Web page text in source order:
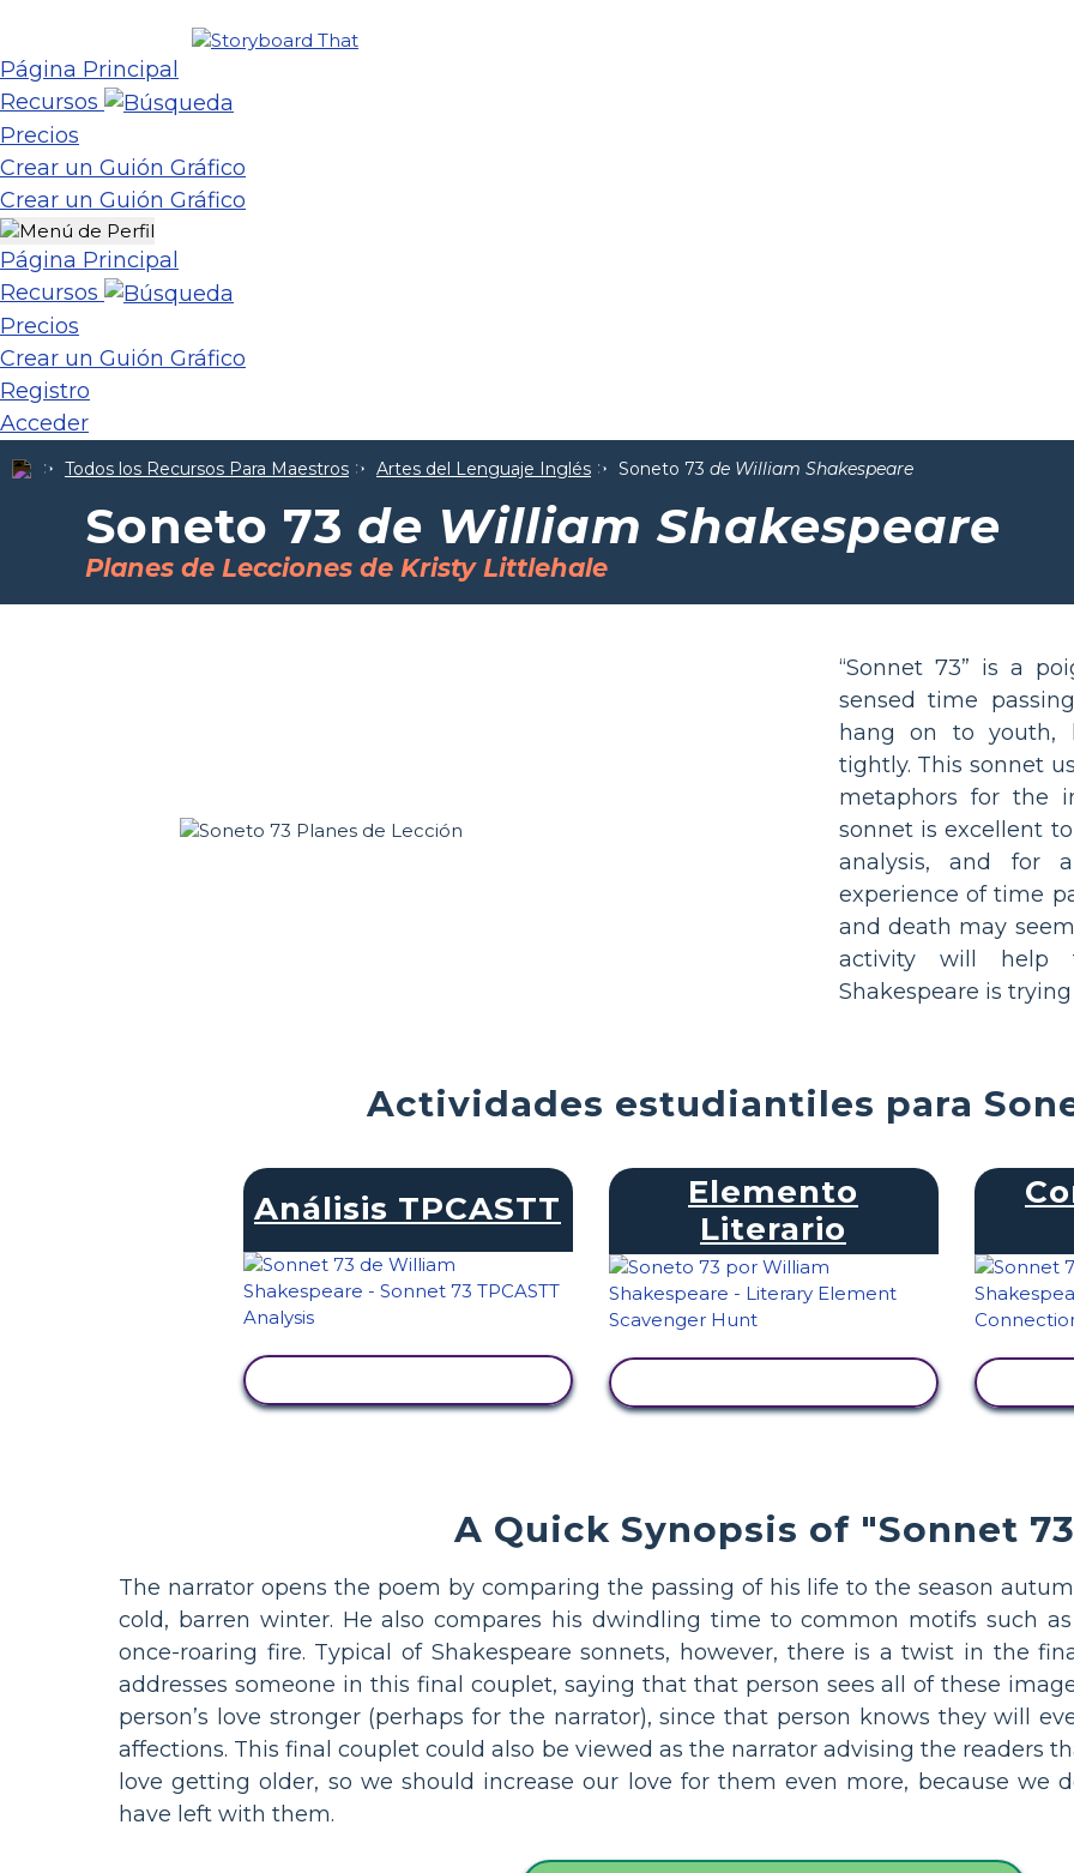
Página Principal
Recursos
Precios
Crear un Guión Gráfico
Crear un Guión Gráfico
Página Principal
Recursos
Precios
Crear un Guión Gráfico
Registro
Acceder
Todos los Recursos Para Maestros Artes del Lenguaje Inglés Soneto 73 de William Shakespeare
Soneto 73 de William Shakespeare
Planes de Lecciones de Kristy Littlehale
“Sonnet 73” is a
sensed time
hang on to youth,
tightly. This sonnet
metaphors for the
sonnet is excellent
analysis, and for
experience of time
and death may
activity will help
Shakespeare is
Actividades estudiantiles para
Análisis TPCASTT
Elemento
Literario
A Quick Synopsis of "Sonnet
The narrator opens the poem by comparing the passing of his life to the season
cold, barren winter. He also compares his dwindling time to common motifs such
once-roaring fire. Typical of Shakespeare sonnets, however, there is a twist in the
addresses someone in this final couplet, saying that that person sees all of these
person’s love stronger (perhaps for the narrator), since that person knows they will
affections. This final couplet could also be viewed as the narrator advising the readers
love getting older, so we should increase our love for them even more, because we
have left with them.